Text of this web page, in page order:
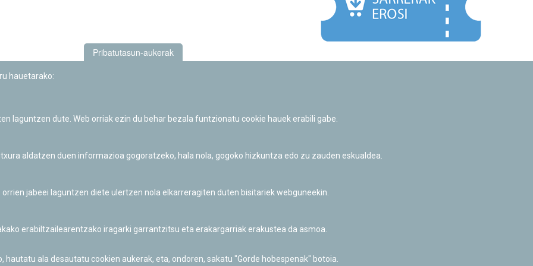
Informazio publikoa eskatzeko baimena
Pribatutasun-aukerak
hauetarako:
laguntzen dute. Web orriak ezin du behar bezala funtzionatu cookie hauek erabili gabe.
aldatzen duen informazioa gogoratzeko, hala nola, gogoko hizkuntza edo zu zauden eskualdea.
jabeei laguntzen diete ulertzen nola elkarreragiten duten bisitariek webguneekin.
erabiltzailearentzako iragarki garrantzitsu eta erakargarriak erakustea da asmoa.
ala desautatu cookien aukerak, eta, ondoren, sakatu "Gorde hobespenak" botoia.